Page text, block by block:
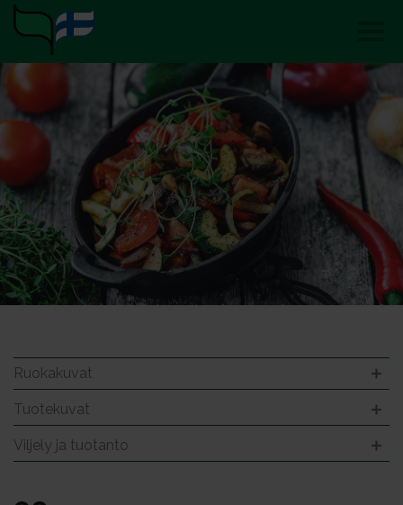
Ruokakuvat
Tuotekuvat
Viljely ja tuotanto